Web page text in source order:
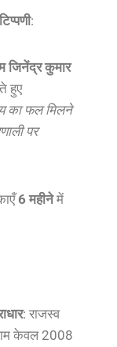
:
जिनेंद्र कुमार
हुए
का फल मिलने
पर
6 महीनेमें
: राजस्व
नाम केवल 2008